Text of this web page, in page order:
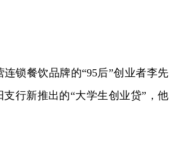
锁餐饮品牌的“95后”创业者李先
行新推出的“大学生创业贷”，他